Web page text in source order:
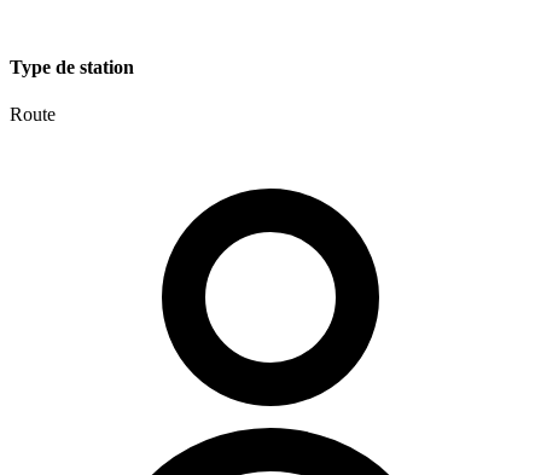
Type de station
Route